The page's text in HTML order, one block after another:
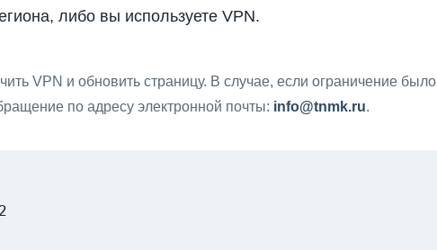
либо вы используете VPN.
VPN и обновить страницу. В случае, если ограничение было
по адресу электронной почты: info@tnmk.ru.